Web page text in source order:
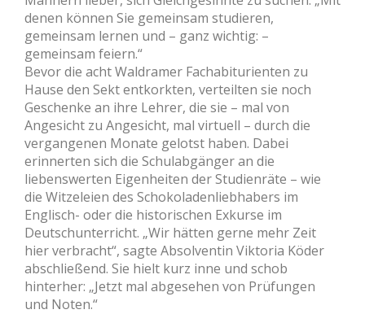
denen können Sie gemeinsam studieren,
gemeinsam lernen und – ganz wichtig: –
gemeinsam feiern.“
Bevor die acht Waldramer Fachabiturienten zu
Hause den Sekt entkorkten, verteilten sie noch
Geschenke an ihre Lehrer, die sie – mal von
Angesicht zu Angesicht, mal virtuell – durch die
vergangenen Monate gelotst haben. Dabei
erinnerten sich die Schulabgänger an die
liebenswerten Eigenheiten der Studienräte – wie
die Witzeleien des Schokoladenliebhabers im
Englisch- oder die historischen Exkurse im
Deutschunterricht. „Wir hätten gerne mehr Zeit
hier verbracht“, sagte Absolventin Viktoria Köder
abschließend. Sie hielt kurz inne und schob
hinterher: „Jetzt mal abgesehen von Prüfungen
und Noten.“